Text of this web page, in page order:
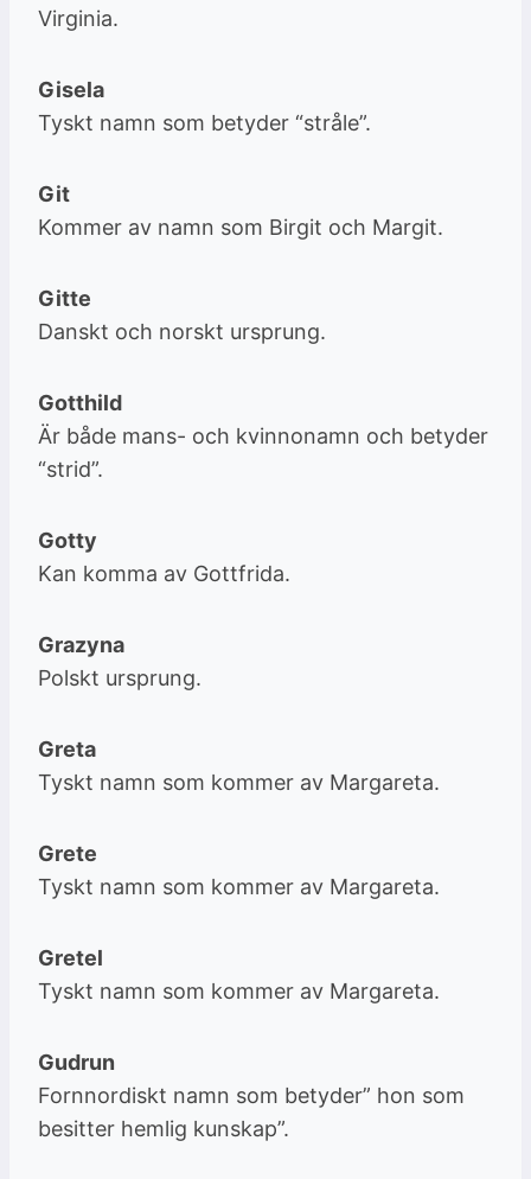
Virginia.
Gisela
Tyskt namn som betyder “stråle”.
Git
Kommer av namn som Birgit och Margit.
Gitte
Danskt och norskt ursprung.
Gotthild
Är både mans- och kvinnonamn och betyder
“strid”.
Gotty
Kan komma av Gottfrida.
Grazyna
Polskt ursprung.
Greta
Tyskt namn som kommer av Margareta.
Grete
Tyskt namn som kommer av Margareta.
Gretel
Tyskt namn som kommer av Margareta.
Gudrun
Fornnordiskt namn som betyder” hon som
besitter hemlig kunskap”.